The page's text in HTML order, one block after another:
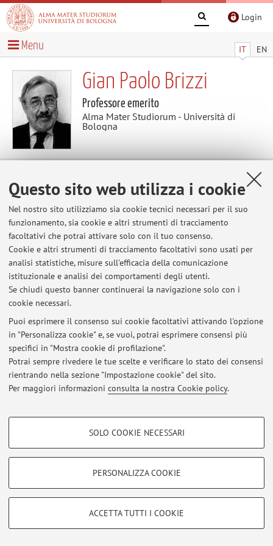
Questo sito web utilizza i cookie
Nel nostro sito utilizziamo sia cookie tecnici necessari per il suo
funzionamento, sia cookie e altri strumenti di tracciamento
facoltativi che potrai attivare solo con il tuo consenso.
Cookie e altri strumenti di tracciamento facoltativi sono usati per
analisi statistiche, misure sull'efficacia della comunicazione
istituzionale e analisi dei comportamenti degli utenti.
Se chiudi questo banner continuerai la navigazione solo con i
cookie necessari.
Puoi esprimere il consenso sui cookie facoltativi attivando l'opzione
in "Personalizza cookie" e, se vuoi, potrai esprimere consensi più
specifici in "Mostra cookie di profilazione".
Potrai sempre rivedere le tue scelte e verificare lo stato dei consensi
rientrando nella sezione "Impostazione cookie" del sito.
Per maggiori informazioni consulta la nostra Cookie policy.
COOKIE DI PROFILAZIONE - FACOLTATIVI
COOKIE TECNICI - NECESSARI
Si tratta di cookie tecnici utilizzati, a titolo esemplificativo, per il corretto
SOLO COOKIE NECESSARI
PERSONALIZZA COOKIE
ACCETTA TUTTI I COOKIE
Login
IT EN
Menu
Gian Paolo Brizzi
Professore emerito
Alma Mater Studiorum - Università di
Bologna
Avvisi
Al momento non sono presenti avvisi.
Area riservata
Accedi tramite loginper gestire tutti i contenuti del sito.
© 2026 - ALMA MATER STUDIORUM - Università di Bologna - Via
Zamboni, 33 - 40126 Bologna - Partita IVA: 01131710376
Privacy|Note legali|Impostazioni Cookie